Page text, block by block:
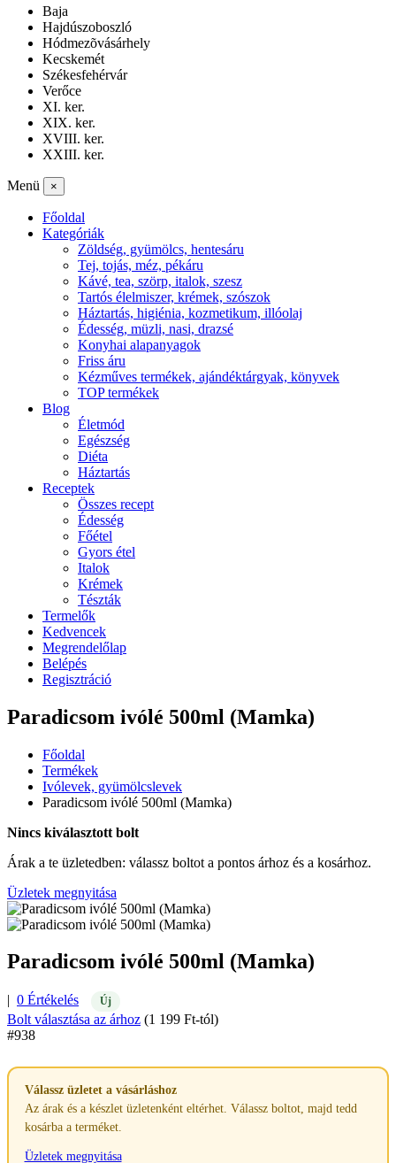
Baja
Hajdúszoboszló
Hódmezõvásárhely
Kecskemét
Székesfehérvár
Verőce
XI. ker.
XIX. ker.
XVIII. ker.
XXIII. ker.
Menü ×
Főoldal
Kategóriák
Zöldség, gyümölcs, hentesáru
Tej, tojás, méz, pékáru
Kávé, tea, szörp, italok, szesz
Tartós élelmiszer, krémek, szószok
Háztartás, higiénia, kozmetikum, illóolaj
Édesség, müzli, nasi, drazsé
Konyhai alapanyagok
Friss áru
Kézműves termékek, ajándéktárgyak, könyvek
TOP termékek
Blog
Életmód
Egészség
Diéta
Háztartás
Receptek
Összes recept
Édesség
Főétel
Gyors étel
Italok
Krémek
Tészták
Termelők
Kedvencek
Megrendelőlap
Belépés
Regisztráció
Paradicsom ivólé 500ml (Mamka)
Főoldal
Termékek
Ivólevek, gyümölcslevek
Paradicsom ivólé 500ml (Mamka)
Nincs kiválasztott bolt
Árak a te üzletedben: válassz boltot a pontos árhoz és a kosárhoz.
Üzletek megnyitása
Paradicsom ivólé 500ml (Mamka)
| 0 Értékelés Új
Bolt választása az árhoz (1 199 Ft-tól)
#938
Válassz üzletet a vásárláshoz
Az árak és a készlet üzletenként eltérhet. Válassz boltot, majd tedd
kosárba a terméket.
Üzletek megnyitása